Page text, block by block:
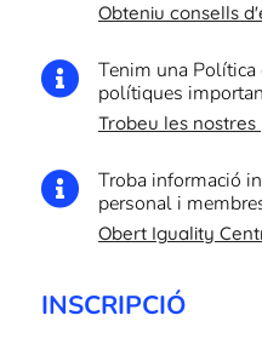
Obteniu consells

Tenim una Política
polítiques
Trobeu les

Troba informació
personal i
Obert Iguality
INSCRIPCIÓ